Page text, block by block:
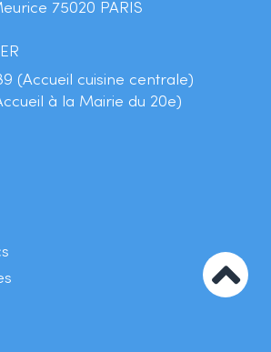
75020 PARIS
(Accueil cuisine centrale)
à la Mairie du 20e)